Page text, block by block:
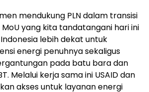
mendukung PLN dalam transisi
yang kita tandatangani hari ini
lebih dekat untuk
energi penuhnya sekaligus
pada batu bara dan
Melalui kerja sama ini USAID dan
akses untuk layanan energi